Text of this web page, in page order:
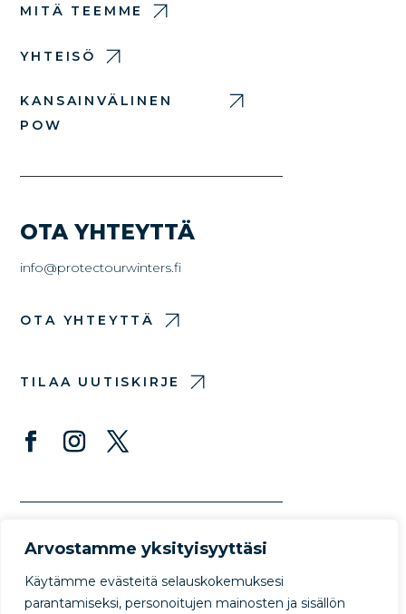
Arvostamme yksityisyyttäsi
Käytämme evästeitä selauskokemuksesi
parantamiseksi, personoitujen mainosten ja sisällön
MITÄ TEEMME
YHTEISÖ
KANSAINVÄLINEN
POW
OTA YHTEYTTÄ
info@protectourwinters.fi
OTA YHTEYTTÄ
TILAA UUTISKIRJE